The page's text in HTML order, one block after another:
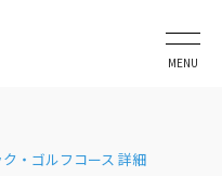
MENU
・ゴルフコース 詳細